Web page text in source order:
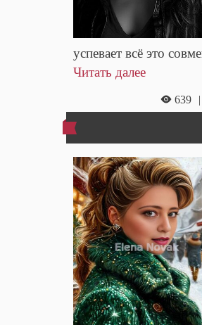
успевает всё это
Читать далее
639